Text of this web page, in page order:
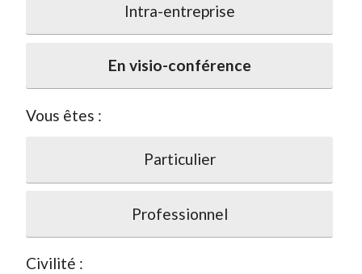
Intra-entreprise
En visio-conférence
Vous êtes :
Particulier
Professionnel
Civilité :